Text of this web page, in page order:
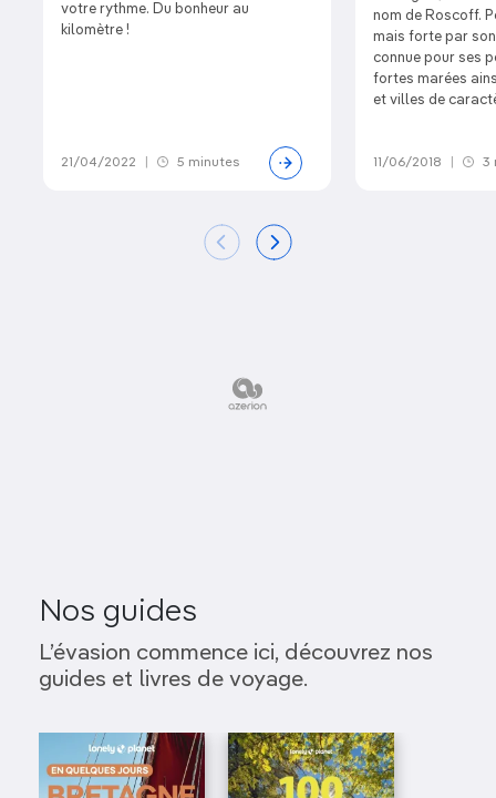
votre rythme. Du bonheur au
kilomètre !
21/04/2022 5 minutes
nom de Roscoff.
mais forte par
connue pour ses
fortes marées
et villes de
11/06/2018 3
Nos guides
L’évasion commence ici, découvrez nos
guides et livres de voyage.